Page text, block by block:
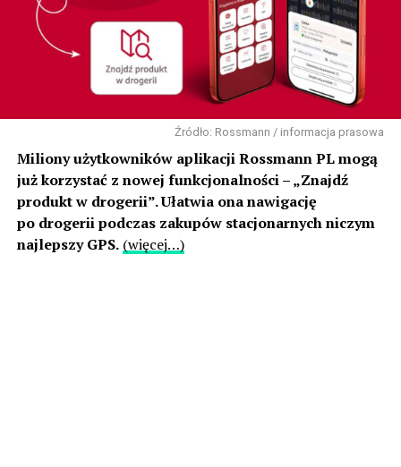
Źródło: Rossmann / informacja prasowa
Miliony użytkowników aplikacji Rossmann PL mogą
już korzystać z nowej funkcjonalności – „Znajdź
produkt w drogerii”. Ułatwia ona nawigację
po drogerii podczas zakupów stacjonarnych niczym
najlepszy GPS. (więcej…)